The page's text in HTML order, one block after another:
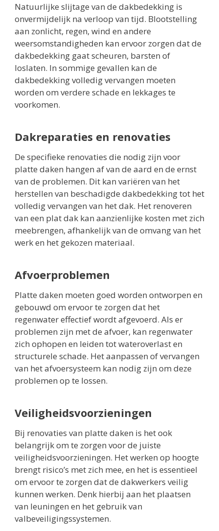
Natuurlijke slijtage van de dakbedekking is
onvermijdelijk na verloop van tijd. Blootstelling
aan zonlicht, regen, wind en andere
weersomstandigheden kan ervoor zorgen dat de
dakbedekking gaat scheuren, barsten of
loslaten. In sommige gevallen kan de
dakbedekking volledig vervangen moeten
worden om verdere schade en lekkages te
voorkomen.
Dakreparaties en renovaties
De specifieke renovaties die nodig zijn voor
platte daken hangen af van de aard en de ernst
van de problemen. Dit kan variëren van het
herstellen van beschadigde dakbedekking tot het
volledig vervangen van het dak. Het renoveren
van een plat dak kan aanzienlijke kosten met zich
meebrengen, afhankelijk van de omvang van het
werk en het gekozen materiaal.
Afvoerproblemen
Platte daken moeten goed worden ontworpen en
gebouwd om ervoor te zorgen dat het
regenwater effectief wordt afgevoerd. Als er
problemen zijn met de afvoer, kan regenwater
zich ophopen en leiden tot wateroverlast en
structurele schade. Het aanpassen of vervangen
van het afvoersysteem kan nodig zijn om deze
problemen op te lossen.
Veiligheidsvoorzieningen
Bij renovaties van platte daken is het ook
belangrijk om te zorgen voor de juiste
veiligheidsvoorzieningen. Het werken op hoogte
brengt risico’s met zich mee, en het is essentieel
om ervoor te zorgen dat de dakwerkers veilig
kunnen werken. Denk hierbij aan het plaatsen
van leuningen en het gebruik van
valbeveiligingssystemen.